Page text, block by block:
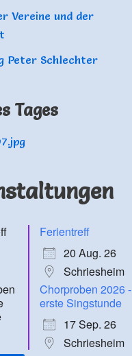
Vereine und der
Peter Schlechter
Tages
Ferientreff
20 Aug. 26
Schriesheim
Chorproben 2026 -
erste Singstunde
17 Sep. 26
Schriesheim